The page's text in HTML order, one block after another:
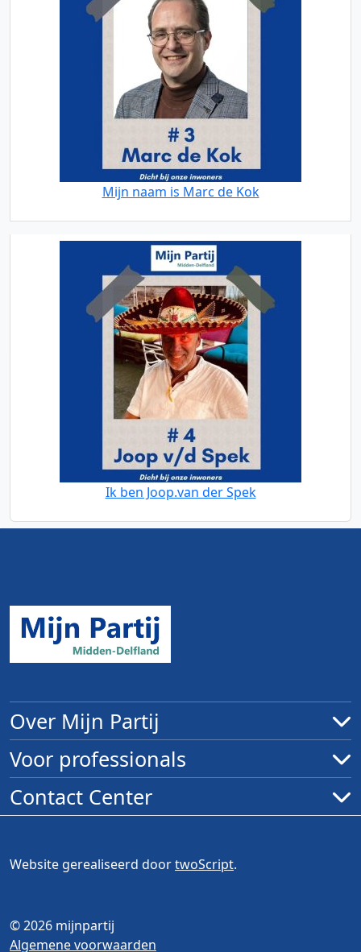
Mijn naam is Marc de Kok
Ik ben Joop.van der Spek
Over Mijn Partij
Voor professionals
Contact Center
© 2026 mijnpartij
Algemene voorwaarden
Website gerealiseerd doortwoScript.